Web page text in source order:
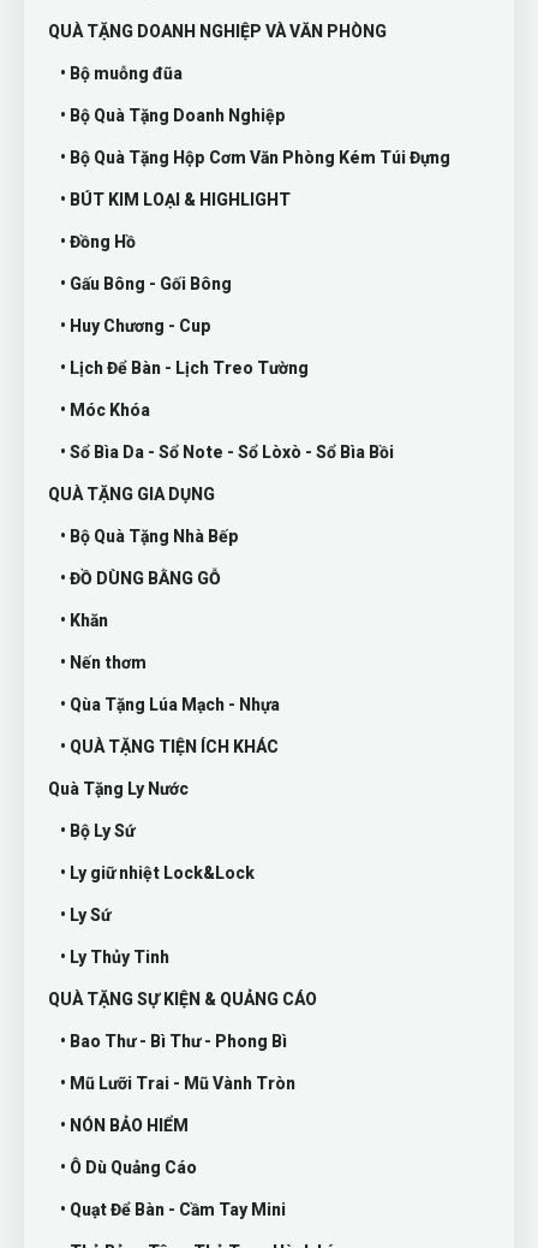
QUÀ TẶNG DOANH NGHIỆP VÀ VĂN PHÒNG
• Bộ muỗng đũa
• Bộ Quà Tặng Doanh Nghiệp
• Bộ Quà Tặng Hộp Cơm Văn Phòng Kém Túi Đựng
• BÚT KIM LOẠI & HIGHLIGHT
• Đồng Hồ
• Gấu Bông - Gối Bông
• Huy Chương - Cup
• Lịch Để Bàn - Lịch Treo Tường
• Móc Khóa
• Sổ Bìa Da - Sổ Note - Sổ Lòxò - Sổ Bìa Bồi
QUÀ TẶNG GIA DỤNG
• Bộ Quà Tặng Nhà Bếp
• ĐỒ DÙNG BẰNG GỖ
• Khăn
• Nến thơm
• Qùa Tặng Lúa Mạch - Nhựa
• QUÀ TẶNG TIỆN ÍCH KHÁC
Quà Tặng Ly Nước
• Bộ Ly Sứ
• Ly giữ nhiệt Lock&Lock
• Ly Sứ
• Ly Thủy Tinh
QUÀ TẶNG SỰ KIỆN & QUẢNG CÁO
• Bao Thư - Bì Thư - Phong Bì
• Mũ Lưỡi Trai - Mũ Vành Tròn
• NÓN BẢO HIỂM
• Ô Dù Quảng Cáo
• Quạt Để Bàn - Cầm Tay Mini